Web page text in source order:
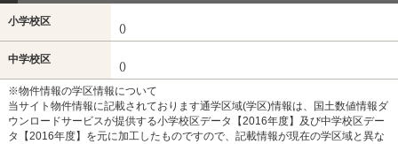
小学校区
()
中学校区
()
※物件情報の学区情報について
当サイト物件情報に記載されております通学区域(学区)情報は、国土数値情報ダ
ウンロードサービスが提供する小学校区データ【2016年度】及び中学校区デー
タ【2016年度】を元に加工したものですので、記載情報が現在の学区域と異な